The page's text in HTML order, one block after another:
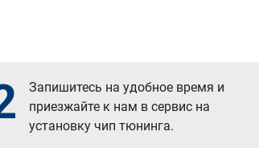
Запишитесь на удобное время и
приезжайте к нам в сервис на
установку чип тюнинга.